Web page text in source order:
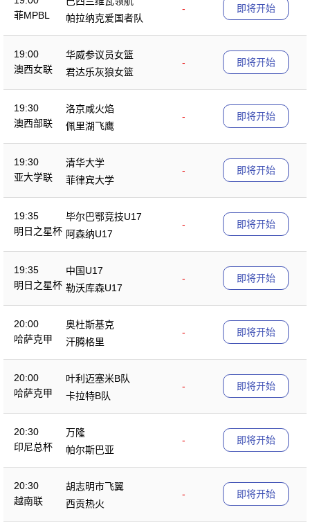
菲MPBL
-
帕拉纳克爱国者队
即将开始
19:00
澳西女联
华威参议员女篮
-
君达乐灰狼女篮
即将开始
19:30
澳西部联
洛京咸火焰
-
佩里湖飞鹰
即将开始
19:30
亚大学联
清华大学
-
菲律宾大学
即将开始
19:35
明日之星杯
毕尔巴鄂竞技U17
-
阿森纳U17
即将开始
19:35
明日之星杯
中国U17
-
勒沃库森U17
即将开始
20:00
哈萨克甲
奥杜斯基克
-
汗腾格里
即将开始
20:00
哈萨克甲
叶利迈塞米B队
-
卡拉特B队
即将开始
20:30
印尼总杯
万隆
-
帕尔斯巴亚
即将开始
20:30
越南联
胡志明市飞翼
-
西贡热火
即将开始